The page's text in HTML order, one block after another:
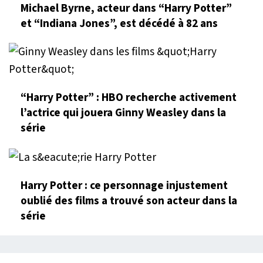
Michael Byrne, acteur dans “Harry Potter”
et “Indiana Jones”, est décédé à 82 ans
“Harry Potter” : HBO recherche activement
l’actrice qui jouera Ginny Weasley dans la
série
Harry Potter : ce personnage injustement
oublié des films a trouvé son acteur dans la
série